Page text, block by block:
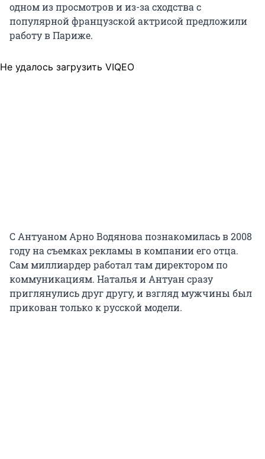
одном из просмотров и из-за сходства с
популярной французской актрисой предложили
работу в Париже.
Не удалось загрузить VIQEO
С Антуаном Арно Водянова познакомилась в 2008
году на съемках рекламы в компании его отца.
Сам миллиардер работал там директором по
коммуникациям. Наталья и Антуан сразу
приглянулись друг другу, и взгляд мужчины был
прикован только к русской модели.